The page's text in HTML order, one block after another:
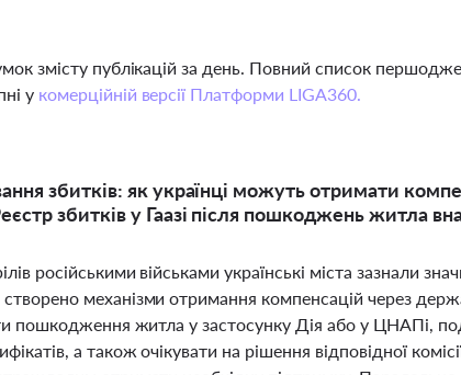
змісту публікацій за день. Повний список
у комерційній версії Платформи LIGA360.
збитків: як українці можуть отримати
збитків у Гаазі після пошкоджень житла
російськими військами українські міста зазнали
механізми отримання компенсацій через
пошкодження житла у застосунку Дія або у ЦНАПі,
а також очікувати на рішення відповідної